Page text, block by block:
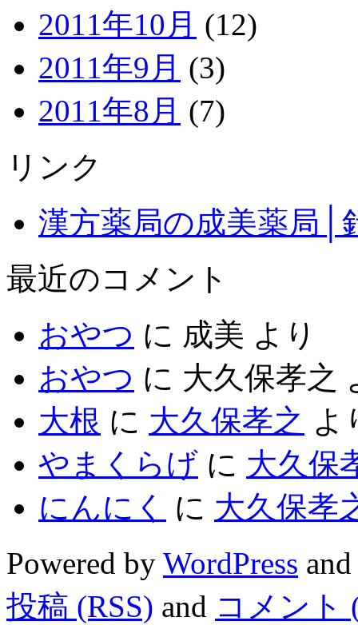
2011年10月 (12)
2011年9月 (3)
2011年8月 (7)
リンク
漢方薬局の成美薬局│
最近のコメント
おやつ に 成美 より
おやつ に 大久保孝之
大根 に 大久保孝之 よ
やまくらげ に 大久保
にんにく
に 大久保孝
Powered by WordPress
投稿 (RSS) and コメント